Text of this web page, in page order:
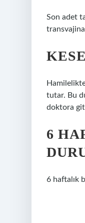
Son adet
tutar. Bu
doktora
6
6 haftalık